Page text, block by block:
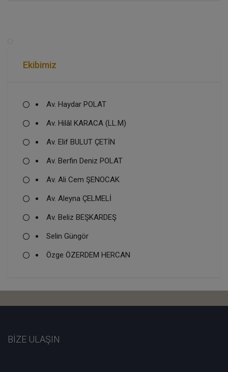
Ekibimiz
Av. Haydar POLAT
Av. Hilâl KARACA (LL.M)
Av. Elif BULUT ÇETİN
Av. Berfin Deniz POLAT
Av. Ali Cem ŞENOCAK
Av. Aleyna ÇELMELİ
Av. Beliz BEŞKARDEŞ
Selin Güngör
Özge ÖZERDEM HERCAN
BİZE ULAŞIN